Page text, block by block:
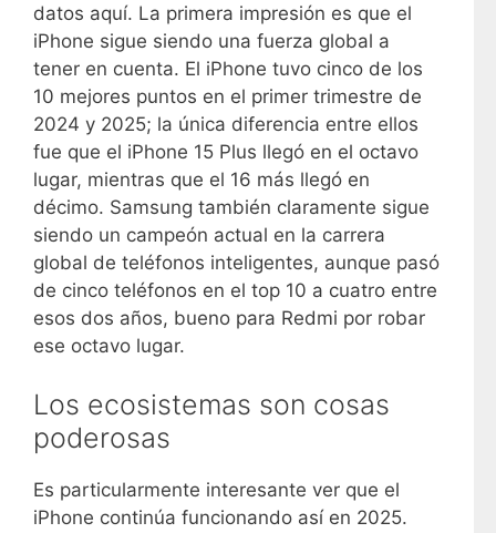
datos aquí. La primera impresión es que el
iPhone sigue siendo una fuerza global a
tener en cuenta. El iPhone tuvo cinco de los
10 mejores puntos en el primer trimestre de
2024 y 2025; la única diferencia entre ellos
fue que el iPhone 15 Plus llegó en el octavo
lugar, mientras que el 16 más llegó en
décimo. Samsung también claramente sigue
siendo un campeón actual en la carrera
global de teléfonos inteligentes, aunque pasó
de cinco teléfonos en el top 10 a cuatro entre
esos dos años, bueno para Redmi por robar
ese octavo lugar.
Los ecosistemas son cosas
poderosas
Es particularmente interesante ver que el
iPhone continúa funcionando así en 2025.